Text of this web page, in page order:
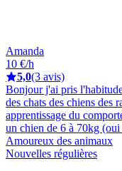
Amanda
10 €/h
5,0(3 avis)
Bonjour j'ai pris
des chats des chiens des
apprentissage du
un chien de 6 à 70kg
Amoureux des animaux
Nouvelles régulières